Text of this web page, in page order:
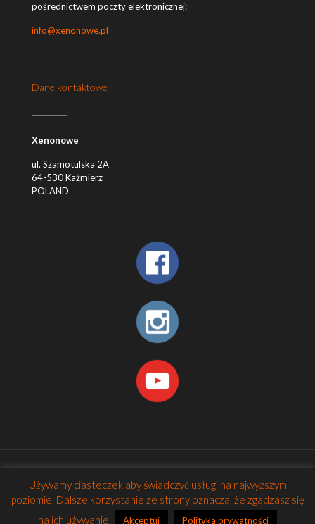
pośrednictwem poczty elektronicznej:
info@xenonowe.pl
Dane kontaktowe
Xenonowe
ul. Szamotulska 2A
64-530 Kaźmierz
POLAND
Powered byWordPress
Używamy ciasteczek aby świadczyć usługi na najwyższym
poziomie. Dalsze korzystanie ze strony oznacza, że zgadzasz się
na ich używanie.
Akceptuj Polityka prywatności